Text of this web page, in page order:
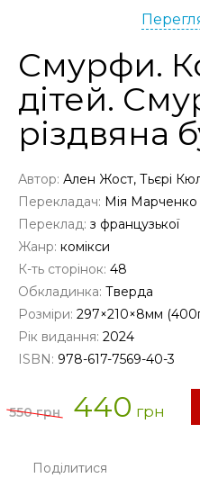
Смурфи.
дітей.
різдвяна
Автор: Ален Жост, Тьєрі
Перекладач: Мія Марченко
Переклад: з французької
Жанр: комікси
К-ть сторінок: 48
Обкладинка: Тверда
Розміри: 297×210×8мм
Рік видання: 2024
ISBN: 978-617-7569-40-3
550 грн 440 грн
Поділитися